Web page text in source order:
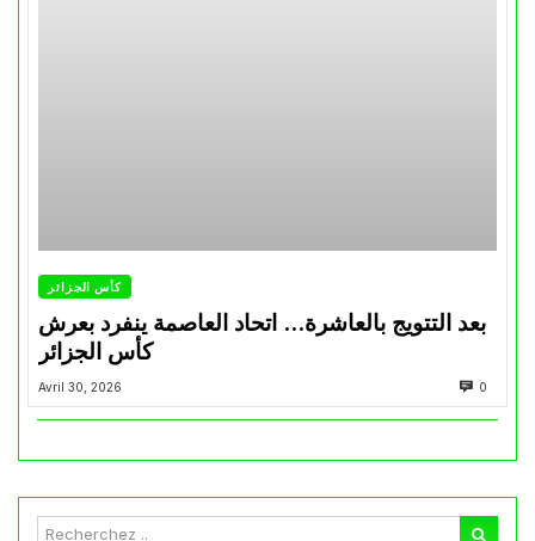
كأس الجزائر
بعد التتويج بالعاشرة… اتحاد العاصمة ينفرد بعرش
كأس الجزائر
Avril 30, 2026 0